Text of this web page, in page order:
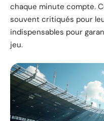
chaque minute compte.
souvent critiqués pour
indispensables pour
jeu.